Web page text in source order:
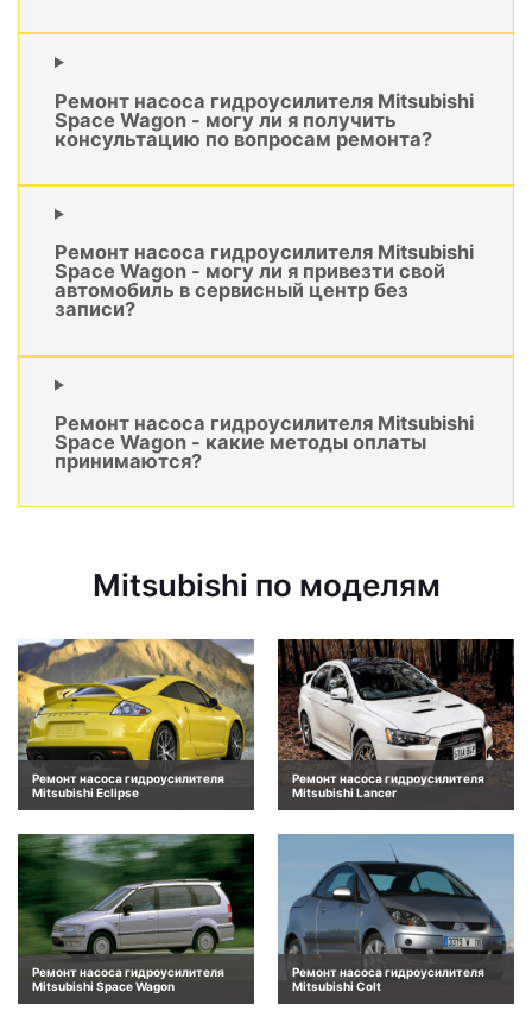
Ремонт насоса гидроусилителя Mitsubishi
Space Wagon - могу ли я получить
консультацию по вопросам ремонта?
Ремонт насоса гидроусилителя Mitsubishi
Space Wagon - могу ли я привезти свой
автомобиль в сервисный центр без
записи?
Ремонт насоса гидроусилителя Mitsubishi
Space Wagon - какие методы оплаты
принимаются?
Mitsubishi по моделям
Ремонт насоса гидроусилителя
Mitsubishi Eclipse
Ремонт насоса гидроусилителя
Mitsubishi Lancer
Ремонт насоса гидроусилителя
Mitsubishi Space Wagon
Ремонт насоса гидроусилителя
Mitsubishi Colt